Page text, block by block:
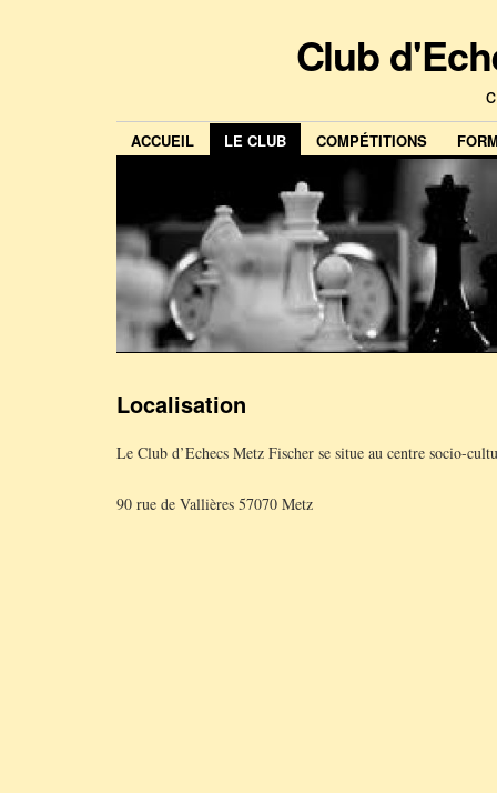
Club
ACCUEIL LE CLUB COMPÉTITIONS
Localisation
Le Club d’Echecs Metz Fischer se situe au centre socio-
90 rue de Vallières 57070 Metz